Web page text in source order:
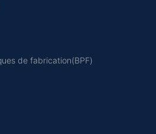
de fabrication(BPF)